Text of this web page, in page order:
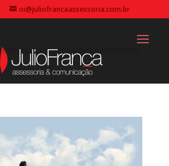
oi@juliofrancaassessoria.com.br